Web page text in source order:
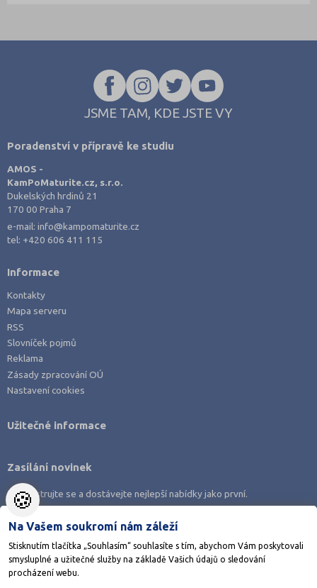
JSME TAM, KDE JSTE VY
Poradenství v přípravě ke studiu
AMOS -
KamPoMaturite.cz, s.r.o.
Dukelských hrdinů 21
170 00 Praha 7
e-mail:info@kampomaturite.cz
tel: +420 606 411 115
Informace
Kontakty
Mapa serveru
RSS
Slovníček pojmů
Reklama
Zásady zpracování OÚ
Nastavení cookies
Stáhněte si aplikaci Adresář škol
Užitečné informace
Zasílání novinek
Zaregistrujte se a dostávejte nejlepší nabídky jako první.
🍪
Na Vašem soukromí nám záleží
Stisknutím tlačítka „Souhlasím“ souhlasíte s tím, abychom Vám poskytovali
smysluplné a užitečné služby na základě Vašich údajů o sledování
procházení webu.